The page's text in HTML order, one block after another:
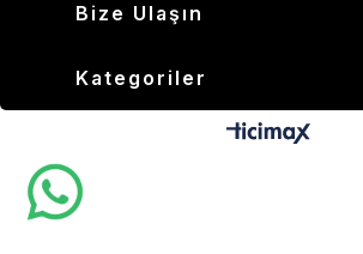
Bize Ulaşın
Kategoriler